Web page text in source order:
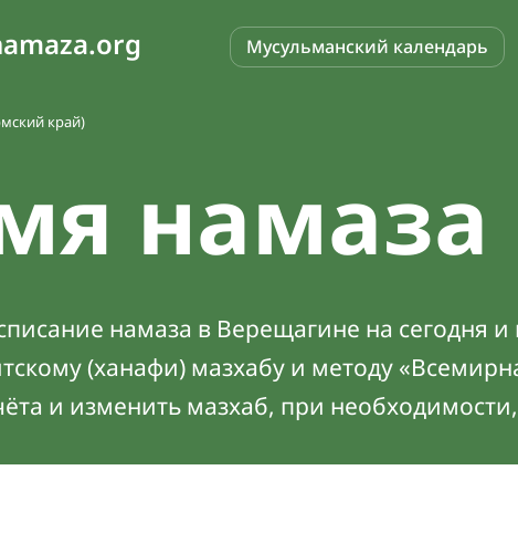
Мусульманский календарь
край)
намаза в Верещагине на сегодня
(ханафи) мазхабу и методу
и изменить мазхаб, при